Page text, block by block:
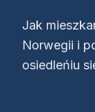
Jak
Norwegii i
osiedleńiu